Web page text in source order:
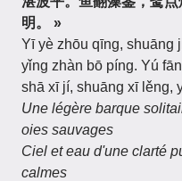
明。 »
Yī yè zhōu qīng, shuāng
yǐng zhàn bō píng. Yú
shā xī jí, shuāng xī lěng,
Une légère barque
oies sauvages
Ciel et eau d'une clarté
calmes